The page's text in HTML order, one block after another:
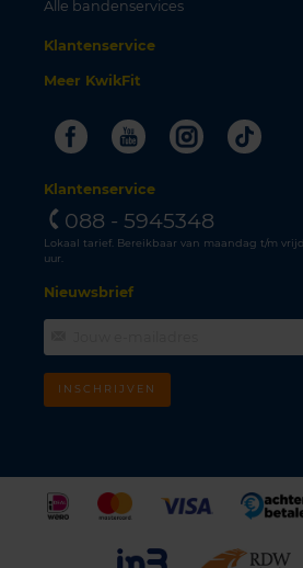
Alle bandenservices
Klantenservice
Meer KwikFit
FacebookYoutubeInstagram
Klantenservice
088 - 5945348
Lokaal tarief. Bereikbaar van maandag t/m
uur.
Nieuwsbrief
INSCHRIJVEN